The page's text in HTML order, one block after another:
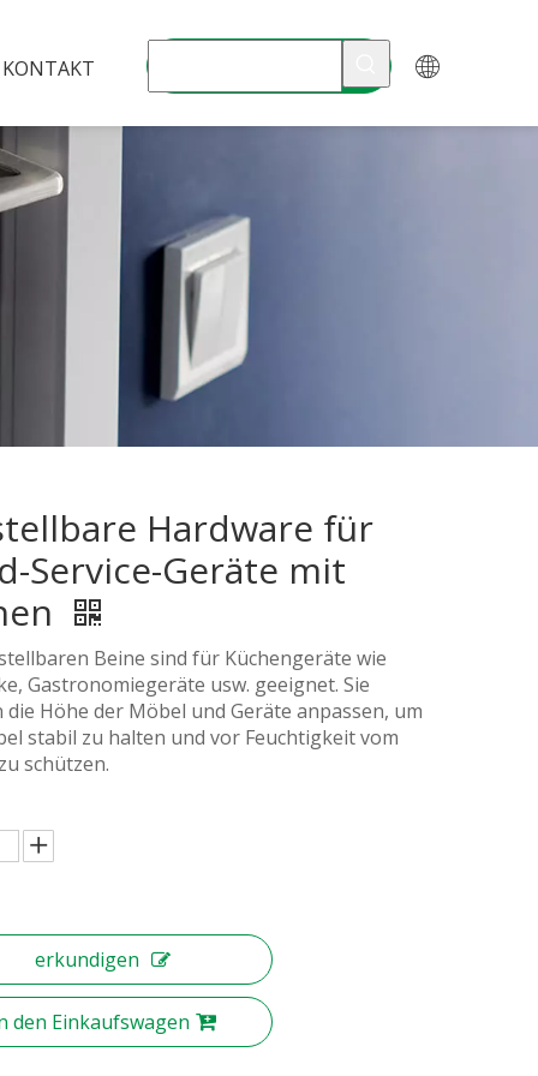
KONTAKT
Hardware für
Service-Geräte mit
Beine sind für Küchengeräte wie
Gastronomiegeräte usw. geeignet. Sie
die Höhe der Möbel und Geräte anpassen, um
stabil zu halten und vor Feuchtigkeit vom
schützen.
erkundigen
den Einkaufswagen